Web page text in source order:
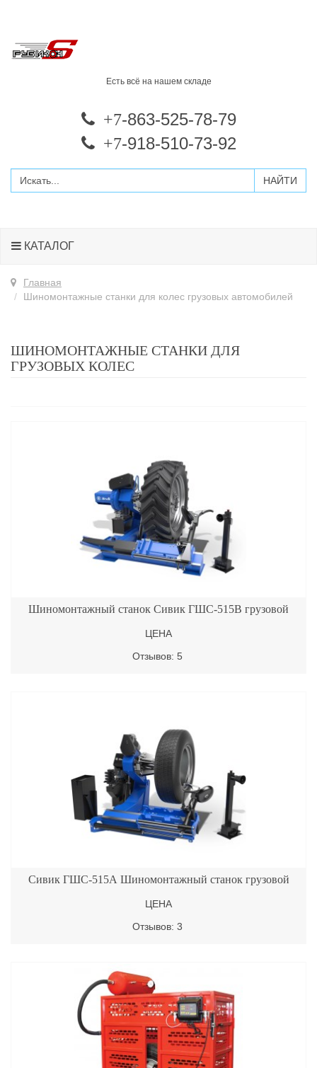
Есть всё на нашем складе
+7-863-525-78-79
+7-918-510-73-92
КАТАЛОГ
Главная
Шиномонтажные станки для колес грузовых автомобилей
ШИНОМОНТАЖНЫЕ СТАНКИ ДЛЯ
ГРУЗОВЫХ КОЛЕС
Шиномонтажный станок Сивик ГШС-515В грузовой
ЦЕНА
Отзывов: 5
Сивик ГШС-515А Шиномонтажный станок грузовой
ЦЕНА
Отзывов: 3